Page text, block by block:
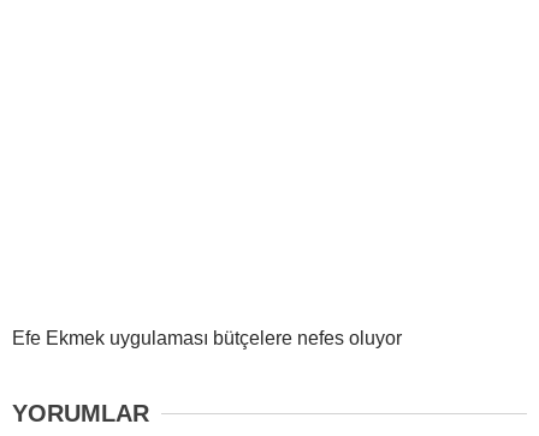
Efe Ekmek uygulaması bütçelere nefes oluyor
YORUMLAR